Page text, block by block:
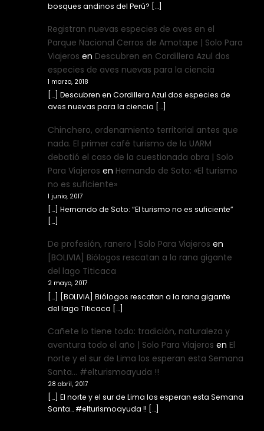
bosques andinos del Perú? […]
Registran nuevas especies de aves en el
Parque Nacional Cerros de Amotape | Solo Para
Viajeros en Descubren en Cordillera Azul dos
especies de aves nuevas para la ciencia
1 marzo, 2018
[…] Descubren en Cordillera Azul dos especies de
aves nuevas para la ciencia […]
Chinchero, ordenamiento territorial antes que
nada. El primer café turismo de la UARM
debatió el caso de la cuestionada obra | Solo
Para Viajeros en Hernando de Soto: «El turismo
no es suficiente»
1 junio, 2017
[…] Hernando de Soto: “El turismo no es suficiente”
[…]
De profesión, ranero | Solo Para Viajeros en
[BOLIVIA] Biólogos rescatan a la rana gigante
del lago Titicaca
2 mayo, 2017
[…] [BOLIVIA] Biólogos rescatan a la rana gigante
del lago Titicaca […]
Cañete lo tiene todo: tradición, naturaleza y
aventura todo el año | Solo Para Viajeros en El
norte y el sur de Lima los esperan esta Semana
Santa… #elturismoayuda !!
28 abril, 2017
[…] El norte y el sur de Lima los esperan esta Semana
Santa… #elturismoayuda !! […]